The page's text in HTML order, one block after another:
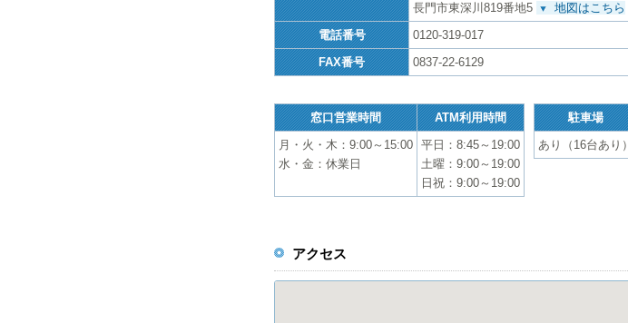
長門市東深川819番地5
地図はこちら
電話番号
0120-319-017
FAX番号
0837-22-6129
窓口営業時間
ATM利用時間
月・火・木：9:00～15:00
水・金：休業日
平日：8:45～19:00
土曜：9:00～19:00
日祝：9:00～19:00
駐車場
あり（16台あり）
アクセス